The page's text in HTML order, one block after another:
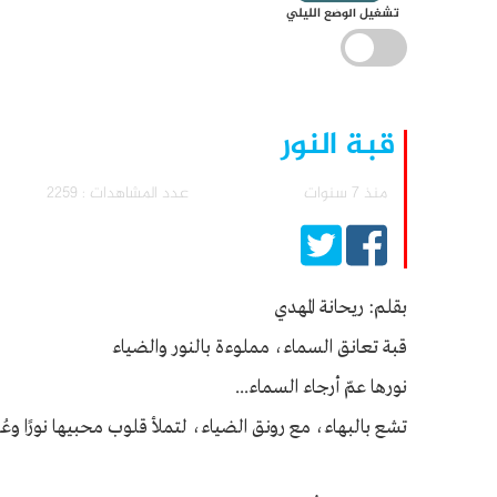
تشغيل الوضع الليلي
قبة النور
منذ 7 سنوات عدد المشاهدات : 2259
بقلم: ريحانة المهدي
قبة تعانق السماء، مملوءة بالنور والضياء
نورها عمّ أرجاء السماء...
تشع بالبهاء، مع رونق الضياء، لتملأ قلوب محبيها نورًا